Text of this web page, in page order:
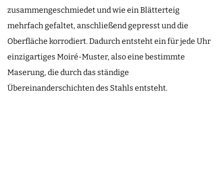
zusammengeschmiedet und wie ein Blätterteig
mehrfach gefaltet, anschließend gepresst und die
Oberfläche korrodiert. Dadurch entsteht ein für jede Uhr
einzigartiges Moiré-Muster, also eine bestimmte
Maserung, die durch das ständige
Übereinanderschichten des Stahls entsteht.